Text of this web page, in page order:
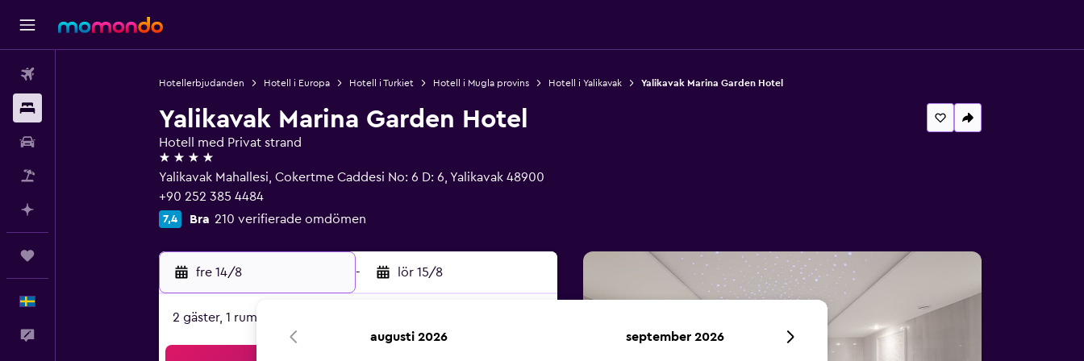
Hotellerbjudanden Hotell i Europa Hotell i Turkiet Hotell i Mugla provins Hotell i Yalikavak Yalikavak Marina Garden Hotel
Yalikavak Marina Garden Hotel
Hotell med Privat strand
4 stjärnor
Yalikavak Mahallesi, Cokertme Caddesi No: 6 D: 6, Yalikavak 48900
+90 252 385 4484
7,4 Bra 210 verifierade omdömen
fre 14/8 - lör 15/8
2 gäster, 1 rum
augusti 2026 september 2026